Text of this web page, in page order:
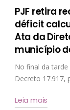
PJF retira
déficit
Ata da
município
No final da
Decreto 17.917,
Leia mais